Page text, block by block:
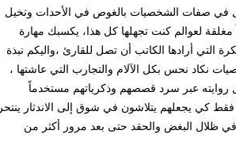
في صفات الشخصيات بالغوص في الأحدات وتخيل
لعوالم كنت تجهلها كل هذا، يكسبك مهارة
التي أرادها الكاتب أن تصل للقارئ ،واليكم نبذة
نكاد نحس بكل الآلام والتجارب التي عاشتها ،
روايته عبر سرد قصصهم وذكرياتهم مستخدماً
كي يجعلهم يتلاشون في شوق إلى الاندثار ينتحر
في ظلال البغض والحقد حتى بعد مرور أكثر من